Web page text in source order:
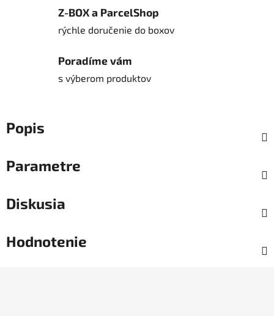
Z-BOX a ParcelShop
rýchle doručenie do boxov
Poradíme vám
s výberom produktov
Popis
Parametre
Diskusia
Hodnotenie